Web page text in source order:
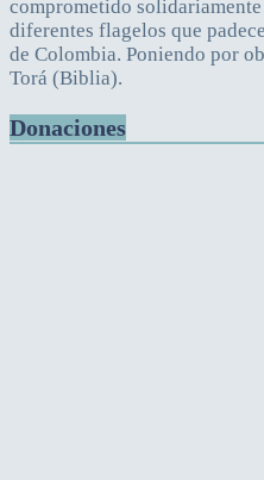
comprometido
diferentes flagelos que
de Colombia. Poniendo por
Torá (Biblia).
Donaciones